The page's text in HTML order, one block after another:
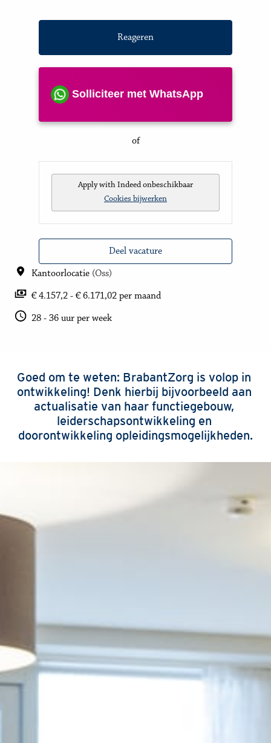
Reageren
Solliciteer met WhatsApp
of
Apply with Indeed onbeschikbaar
Cookies bijwerken
Deel vacature
Kantoorlocatie (Oss)
€ 4.157,2 - € 6.171,02 per maand
28 - 36 uur per week
Goed om te weten: BrabantZorg is volop in
ontwikkeling! Denk hierbij bijvoorbeeld aan
actualisatie van haar functiegebouw,
leiderschapsontwikkeling en
doorontwikkeling opleidingsmogelijkheden.